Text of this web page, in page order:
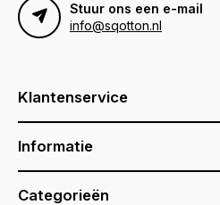
Stuur ons een e-mail
info@sqotton.nl
Klantenservice
Informatie
Categorieën